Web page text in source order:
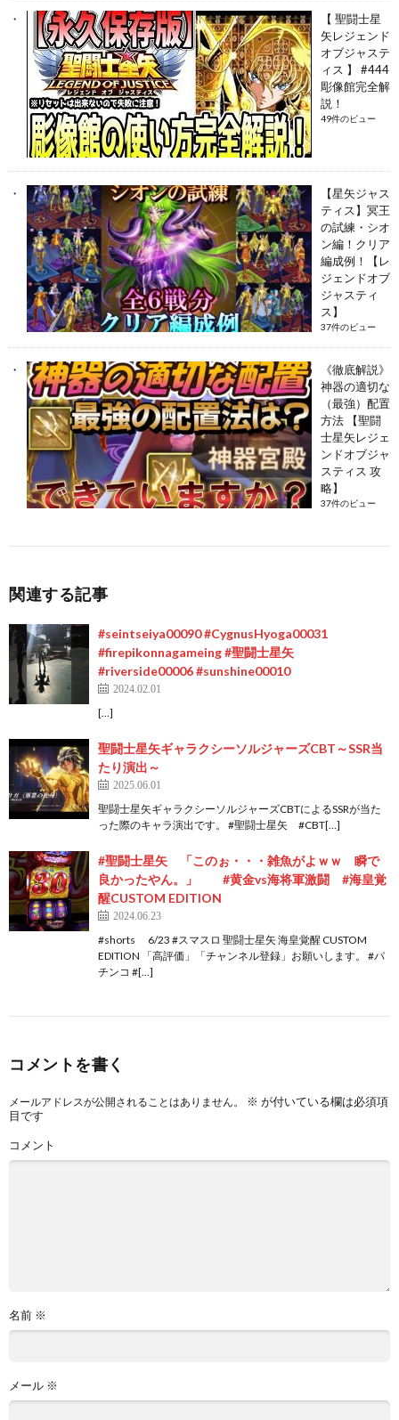
【 聖闘士星
矢レジェンド
オブジャステ
ィス 】 #444
彫像館完全解
説！
49件のビュー
【星矢ジャス
ティス】冥王
の試練・シオ
ン編！クリア
編成例！【レ
ジェンドオブ
ジャスティ
ス】
37件のビュー
《徹底解説》
神器の適切な
（最強）配置
方法 【聖闘
士星矢レジェ
ンドオブジャ
スティス 攻
略】
37件のビュー
関連する記事
#seintseiya00090 #CygnusHyoga00031
#firepikonnagameing #聖闘士星矢
#riverside00006 #sunshine00010
2024.02.01
[…]
聖闘士星矢ギャラクシーソルジャーズCBT～SSR当
たり演出～
2025.06.01
聖闘士星矢ギャラクシーソルジャーズCBTによるSSRが当た
った際のキャラ演出です。 #聖闘士星矢 #CBT[…]
#聖闘士星矢 「このぉ・・・雑魚がよｗｗ 瞬で
良かったやん。」 #黄金vs海将軍激闘 #海皇覚
醒CUSTOM EDITION
2024.06.23
#shorts 6/23 #スマスロ 聖闘士星矢 海皇覚醒 CUSTOM
EDITION 「高評価」「チャンネル登録」お願いします。 #パ
チンコ #[…]
コメントを書く
メールアドレスが公開されることはありません。 ※ が付いている欄は必須項
目です
コメント
名前 ※
メール ※